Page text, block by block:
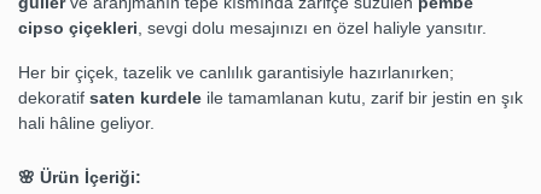
cipso çiçekleri , sevgi dolu mesajınızı en özel haliyle yansıtır.
Her bir çiçek, tazelik ve canlılık garantisiyle hazırlanırken;
dekoratif saten kurdele ile tamamlanan kutu, zarif bir jestin en şık
hali hâline geliyor.
🌸 Ürün İçeriği: